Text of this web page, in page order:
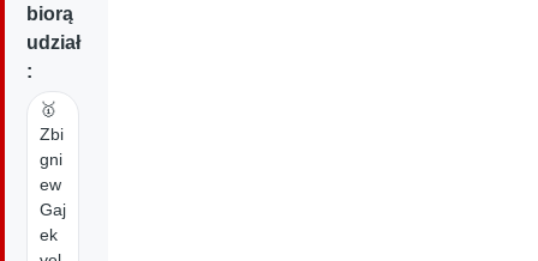
biorą
udział
:
🥇
Zbi
gni
ew
Gaj
ek